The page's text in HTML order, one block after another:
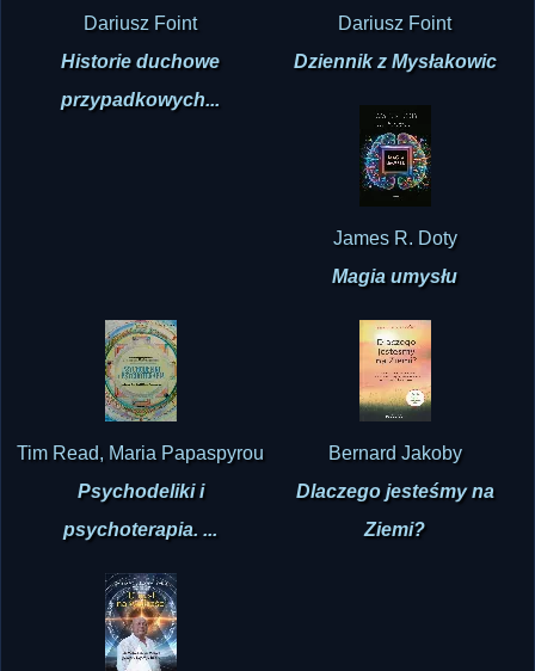
Dariusz Foint
Historie duchowe
przypadkowych...
Dariusz Foint
Dziennik z Mysłakowic
James R. Doty
Magia umysłu
Tim Read, Maria Papaspyrou
Psychodeliki i
psychoterapia. ...
Bernard Jakoby
Dlaczego jesteśmy na
Ziemi?